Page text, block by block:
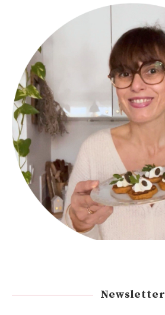
Newsletter